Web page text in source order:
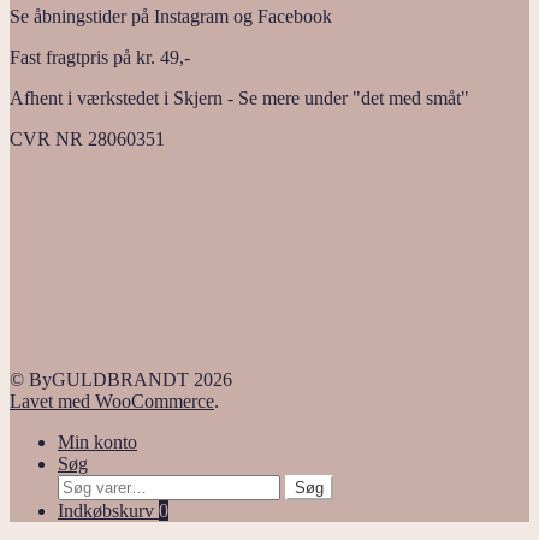
Se åbningstider på Instagram og Facebook
Fast fragtpris på kr. 49,-
Afhent i værkstedet i Skjern - Se mere under "det med småt"
CVR NR 28060351
© ByGULDBRANDT 2026
Lavet med WooCommerce.
Min konto
Søg
Søg
efter:
Søg
Indkøbskurv 0